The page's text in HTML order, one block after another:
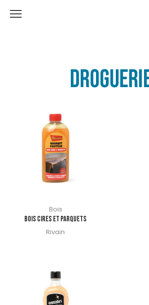
Bois
BOIS CIRES ET PARQUETS
Rivain